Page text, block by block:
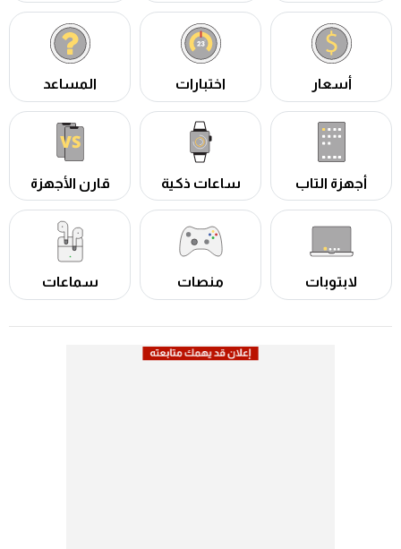
أسعار اختبارات المساعد
أجهزة التاب ساعات ذكية قارن الأجهزة
لابتوبات منصات سماعات